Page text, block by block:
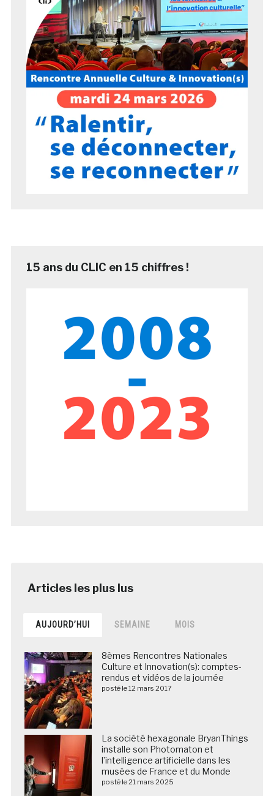
15 ans du CLIC en 15 chiffres !
AUJOURD’HUI SEMAINE MOIS
8èmes Rencontres Nationales
Culture et Innovation(s): comptes-
rendus et vidéos de la journée
posté le 12 mars 2017
La société hexagonale BryanThings
installe son Photomaton et
l’intelligence artificielle dans les
musées de France et du Monde
posté le 21 mars 2025